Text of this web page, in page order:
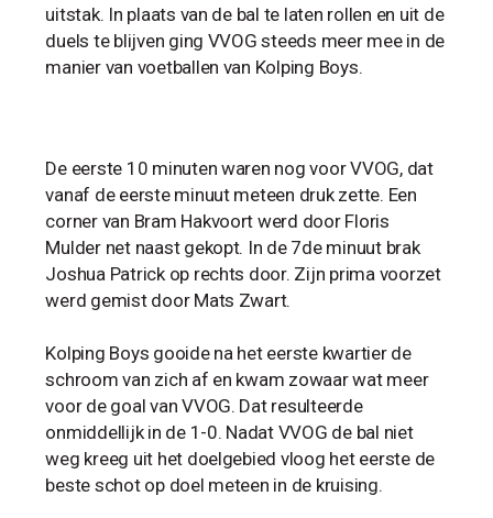
uitstak. In plaats van de bal te laten rollen en uit de
duels te blijven ging VVOG steeds meer mee in de
manier van voetballen van Kolping Boys.
De eerste 10 minuten waren nog voor VVOG, dat
vanaf de eerste minuut meteen druk zette. Een
corner van Bram Hakvoort werd door Floris
Mulder net naast gekopt. In de 7de minuut brak
Joshua Patrick op rechts door. Zijn prima voorzet
werd gemist door Mats Zwart.
Kolping Boys gooide na het eerste kwartier de
schroom van zich af en kwam zowaar wat meer
voor de goal van VVOG. Dat resulteerde
onmiddellijk in de 1-0. Nadat VVOG de bal niet
weg kreeg uit het doelgebied vloog het eerste de
beste schot op doel meteen in de kruising.